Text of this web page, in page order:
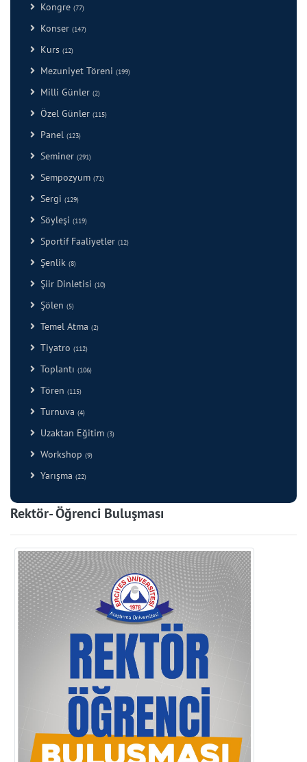
Kongre (77)
Konser (147)
Kurs (12)
Mezuniyet Töreni (199)
Milli Günler (2)
Özel Günler (115)
Panel (123)
Seminer (291)
Sempozyum (71)
Sergi (129)
Söyleşi (119)
Sportif Faaliyetler (12)
Şenlik (8)
Şiir Dinletisi (10)
Şölen (5)
Temel Atma (2)
Tiyatro (112)
Toplantı (106)
Tören (115)
Turnuva (4)
Uzaktan Eğitim (3)
Workshop (9)
Yarışma (22)
Rektör- Öğrenci Buluşması